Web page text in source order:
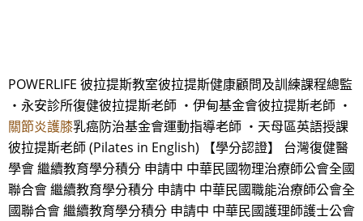
POWERLIFE 彼拉提斯教室彼拉提斯健康顧問及訓練課程總監
・永安診所復健彼拉提斯老師 ・伊甸基金會彼拉提斯老師 ・
關節炎護膝乳癌防治基金會運動指導老師 ・天母區英語授課
彼拉提斯老師 (Pilates in English) 【學分認證】 台灣復健醫
學會 繼續教育學分積分 申請中 中華民國物理治療師公會全國
聯合會 繼續教育學分積分 申請中 中華民國職能治療師公會全
國聯合會 繼續教育學分積分 申請中 中華民國護理師護士公會